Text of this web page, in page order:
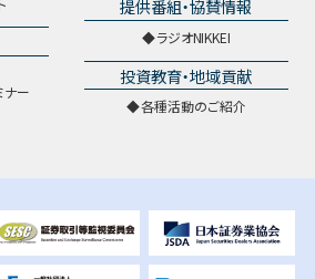
ナー
提供番組・協賛情報
ラジオNIKKEI
投資教育・地域貢献
各種活動のご紹介